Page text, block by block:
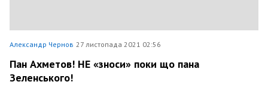
Александр Чернов 27 листопада 2021 02:56
Пан Ахметов! НЕ «зноси» поки що пана
Зеленського!